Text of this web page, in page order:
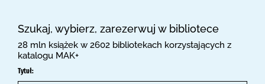
Szukaj, wybierz, zarezerwuj w bibliotece
28 mln książek w 2602 bibliotekach korzystających z
katalogu MAK+
Tytuł: